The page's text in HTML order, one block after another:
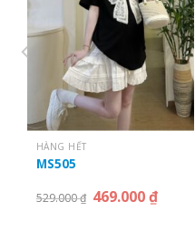
HÀNG HẾT
MS505
529.000₫ 469.000₫